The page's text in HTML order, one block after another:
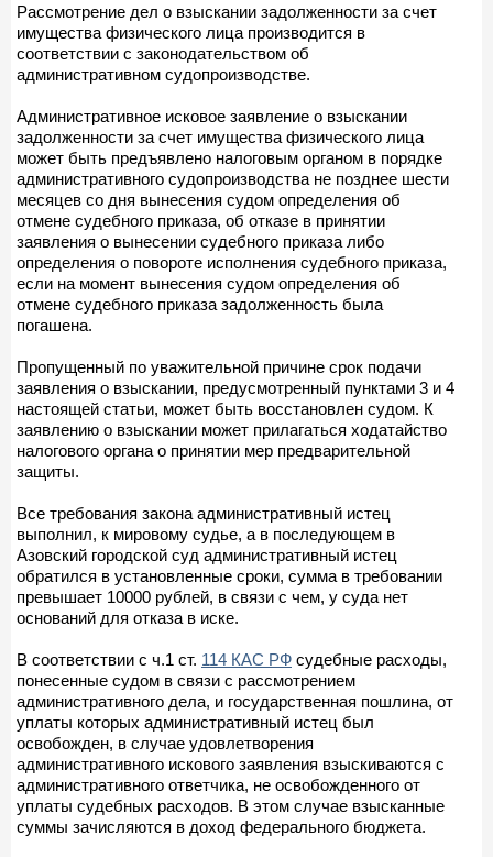
Рассмотрение дел о взыскании задолженности за счет
имущества физического лица производится в
соответствии с законодательством об
административном судопроизводстве.
Административное исковое заявление о взыскании
задолженности за счет имущества физического лица
может быть предъявлено налоговым органом в порядке
административного судопроизводства не позднее шести
месяцев со дня вынесения судом определения об
отмене судебного приказа, об отказе в принятии
заявления о вынесении судебного приказа либо
определения о повороте исполнения судебного приказа,
если на момент вынесения судом определения об
отмене судебного приказа задолженность была
погашена.
Пропущенный по уважительной причине срок подачи
заявления о взыскании, предусмотренный пунктами 3 и 4
настоящей статьи, может быть восстановлен судом. К
заявлению о взыскании может прилагаться ходатайство
налогового органа о принятии мер предварительной
защиты.
Все требования закона административный истец
выполнил, к мировому судье, а в последующем в
Азовский городской суд административный истец
обратился в установленные сроки, сумма в требовании
превышает 10000 рублей, в связи с чем, у суда нет
оснований для отказа в иске.
В соответствии с ч.1 ст. 114 КАС РФ судебные расходы,
понесенные судом в связи с рассмотрением
административного дела, и государственная пошлина, от
уплаты которых административный истец был
освобожден, в случае удовлетворения
административного искового заявления взыскиваются с
административного ответчика, не освобожденного от
уплаты судебных расходов. В этом случае взысканные
суммы зачисляются в доход федерального бюджета.